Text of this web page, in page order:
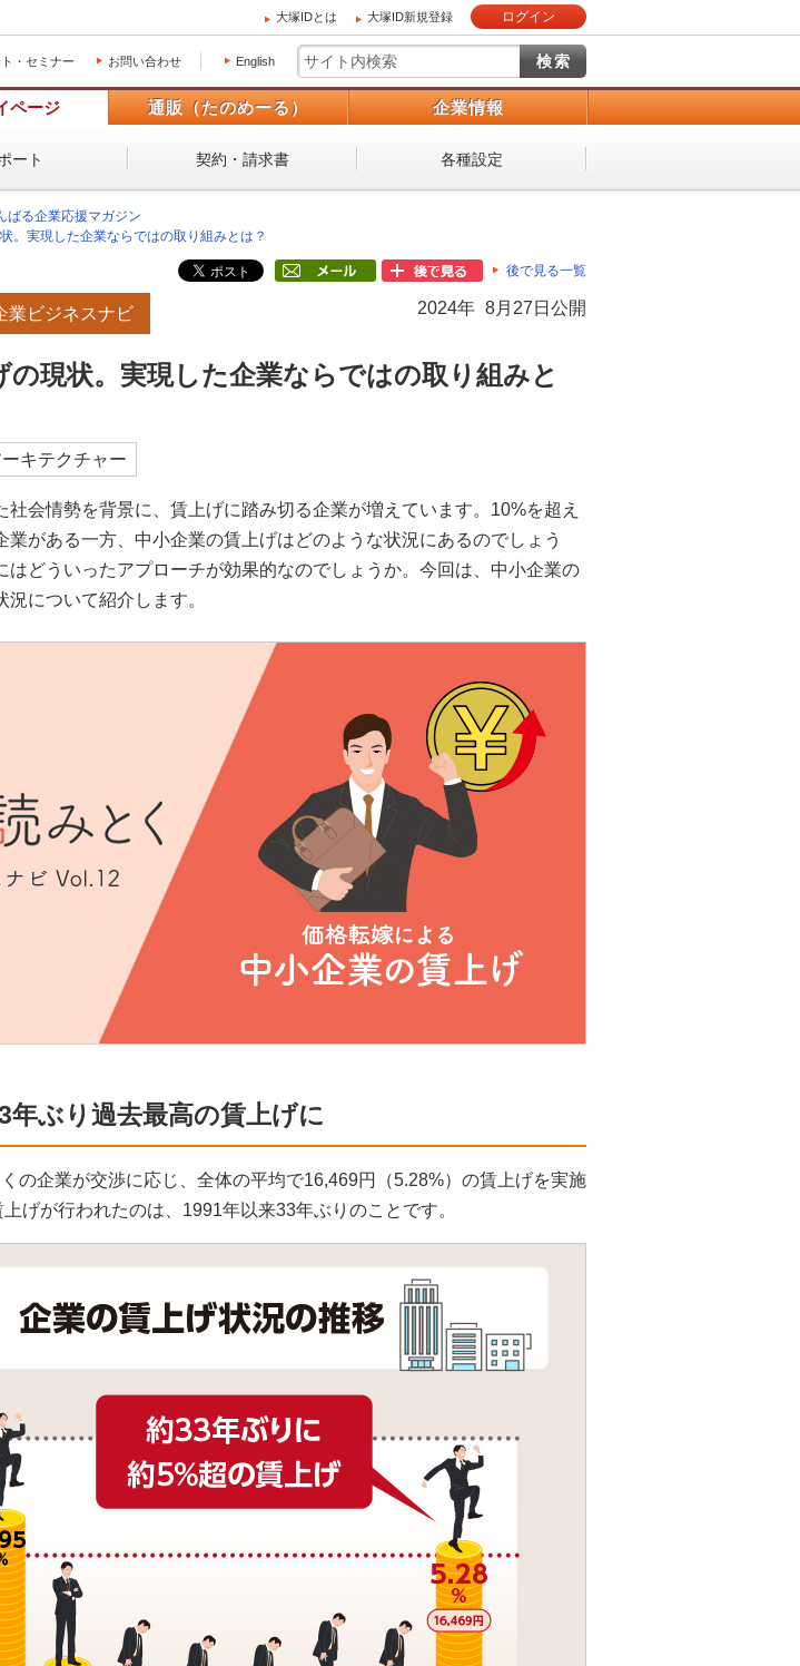
大塚IDとは 大塚ID新規登録 ログイン
・セミナー お問い合わせ English
ページ 通販（たのめーる） 企業情報
ート 契約・請求書 各種設定
ばる企業応援マガジン
。実現した企業ならではの取り組みとは？
後で見る一覧
2024年 8月27日公開
ビジネスナビ
の現状。実現した企業ならではの取り組みと
キテクチャー
社会情勢を背景に、賃上げに踏み切る企業が増えています。10%を超え
業がある一方、中小企業の賃上げはどのような状況にあるのでしょう
はどういったアプローチが効果的なのでしょうか。今回は、中小企業の
について紹介します。
年ぶり過去最高の賃上げに
の企業が交渉に応じ、全体の平均で16,469円（5.28%）の賃上げを実施
げが行われたのは、1991年以来33年ぶりのことです。